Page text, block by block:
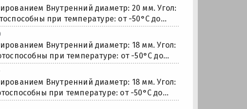
Внутренний диаметр: 20 мм. Угол:
при температуре: от -50°С до...
Внутренний диаметр: 18 мм. Угол:
при температуре: от -50°С до...
Внутренний диаметр: 18 мм. Угол:
при температуре: от -50°С до...